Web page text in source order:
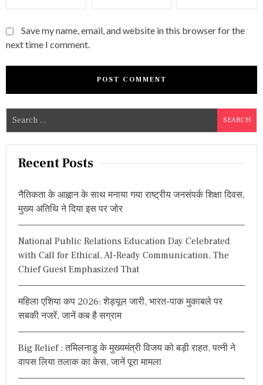
Save my name, email, and website in this browser for the
next time I comment.
a
Recent Posts
नैतिकता के आह्वान के साथ मनाया गया राष्ट्रीय जनसंपर्क शिक्षा दिवस,
मुख्य अतिथि ने दिया इस पर जोर
National Public Relations Education Day Celebrated
with Call for Ethical, AI-Ready Communication, The
Chief Guest Emphasized That
महिला एशिया कप 2026: शेड्यूल जारी, भारत-पाक मुकाबले पर
सबकी नजरें, जानें कब है सग्राम
Big Relief : तमिलनाडु के मुख्यमंत्री विजय को बड़ी राहत, पत्नी ने
वापस लिया तलाक का केस, जानें पूरा मामला